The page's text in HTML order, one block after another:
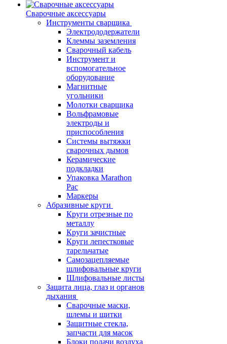
Сварочные аксессуары
Инструменты сварщика
Электрододержатели
Клеммы заземления
Сварочный кабель
Инструмент и
вспомогательное
оборудование
Магнитные
угольники
Молотки сварщика
Вольфрамовые
электроды и
приспособления
Системы вытяжки
сварочных дымов
Керамические
подкладки
Упаковка Marathon
Pac
Маркеры
Абразивные круги
Круги отрезные по
металлу
Круги зачистные
Круги лепестковые
тарельчатые
Самозацепляемые
шлифовальные круги
Шлифовальные листы
Защита лица, глаз и органов
дыхания
Сварочные маски,
шлемы и щитки
Защитные стекла,
запчасти для масок
Блоки подачи воздуха